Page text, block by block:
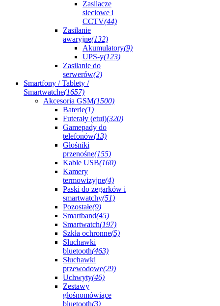
Zasilacze
sieciowe i
CCTV(44)
Zasilanie
awaryjne(132)
Akumulatory(9)
UPS-y(123)
Zasilanie do
serwerów(2)
Smartfony / Tablety /
Smartwatche(1657)
Akcesoria GSM(1500)
Baterie(1)
Futerały (etui)(320)
Gamepady do
telefonów(13)
Głośniki
przenośne(155)
Kable USB(160)
Kamery
termowizyjne(4)
Paski do zegarków i
smartwatchy(51)
Pozostałe(9)
Smartband(45)
Smartwatch(197)
Szkła ochronne(5)
Słuchawki
bluetooth(463)
Słuchawki
przewodowe(29)
Uchwyty(46)
Zestawy
głośnomówiące
bluetooth(3)